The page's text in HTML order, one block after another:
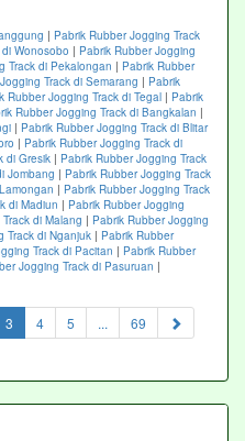
| Pabrik Rubber Jogging Track
Wonosobo | Pabrik Rubber Jogging
Track di Pekalongan | Pabrik Rubber
Track di Semarang | Pabrik
Rubber Jogging Track di Tegal | Pabrik
Rubber Jogging Track di Bangkalan |
| Pabrik Rubber Jogging Track di Blitar
| Pabrik Rubber Jogging Track di
di Gresik | Pabrik Rubber Jogging Track
Jombang | Pabrik Rubber Jogging Track
| Pabrik Rubber Jogging Track
di Madiun | Pabrik Rubber Jogging
di Malang | Pabrik Rubber Jogging
Track di Nganjuk | Pabrik Rubber
Track di Pacitan | Pabrik Rubber
Jogging Track di Pasuruan |
3 (current)
4 5 ... 69